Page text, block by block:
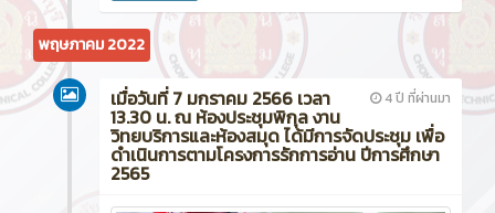
พฤษภาคม 2022
4 ปี ที่ผ่านมา
เมื่อวันที่ 7 มกราคม 2566 เวลา
13.30 น. ณ ห้องประชุมพิกุล งาน
วิทยบริการและห้องสมุด ได้มีการจัดประชุม เพื่อ
ดำเนินการตามโครงการรักการอ่าน ปีการศึกษา
2565